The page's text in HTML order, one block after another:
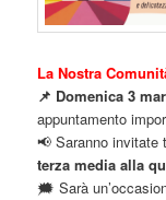
La Nostra
📌 Domenica 3
appuntamento
📢 Saranno
terza media alla
🗯️ Sarà